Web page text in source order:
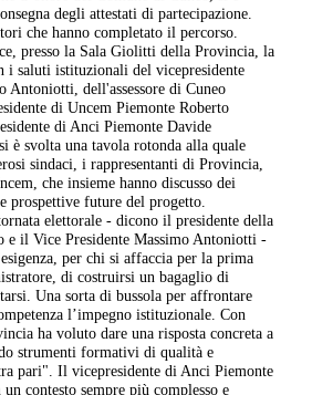
degli attestati di partecipazione.
che hanno completato il percorso.
presso la Sala Giolitti della Provincia, la
i saluti istituzionali del vicepresidente
Antoniotti, dell'assessore di Cuneo
di Uncem Piemonte Roberto
di Anci Piemonte Davide
è svolta una tavola rotonda alla quale
sindaci, i rappresentanti di Provincia,
che insieme hanno discusso dei
prospettive future del progetto.
elettorale - dicono il presidente della
e il Vice Presidente Massimo Antoniotti -
per chi si affaccia per la prima
di costruirsi un bagaglio di
Una sorta di bussola per affrontare
l’impegno istituzionale. Con
ha voluto dare una risposta concreta a
strumenti formativi di qualità e
pari". Il vicepresidente di Anci Piemonte
contesto sempre più complesso e